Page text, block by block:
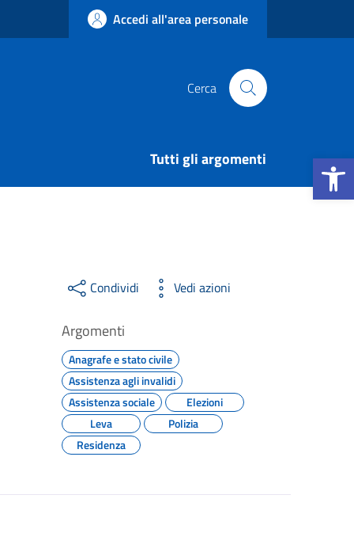
Apri la
Accedi all'area personale
Cerca
Tutti gli argomenti
Condividi Vedi azioni
Argomenti
Anagrafe e stato civile
Assistenza agli invalidi
Assistenza sociale
Elezioni
Leva
Polizia
Residenza